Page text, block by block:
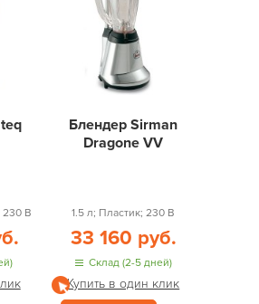
230 В
Блендер Sirman
Dragone VV
1.5 л; Пластик; 230 В
33 160 руб.
Склад (2-5 дней)
Купить в один клик